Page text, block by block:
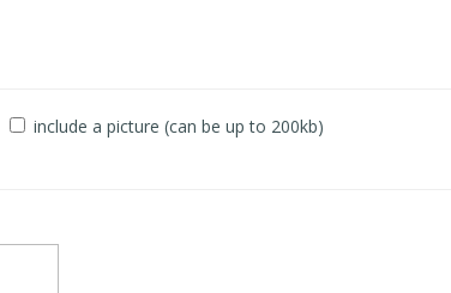
include a picture (can be up to 200kb)